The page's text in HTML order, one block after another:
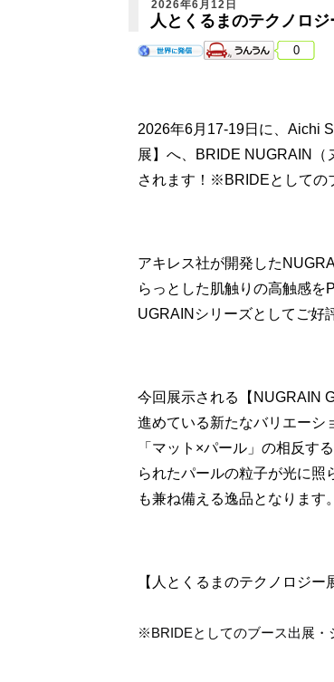
2026年6月12日
人とくるまのテクノロジ
0
2026年6月17-19日に、Aichi
展】へ、BRIDE NUGRAIN（
されます！※BRIDEとしての
アキレス社が開発した
らっとした肌触りの高触感を
UGRAINシリーズとしてご好
今回展示される【NUGRAIN
進めている新たなバリエーシ
「マット×パール」の相反す
られたパールの粒子が光に照
も兼ね備える逸品となります。
【人とくるまのテクノロジー
※BRIDEとしてのブース出展・